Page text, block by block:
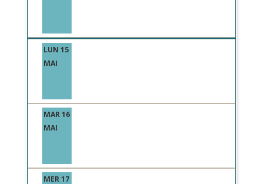
LUN 15
MAI
MAR 16
MAI
MER 17